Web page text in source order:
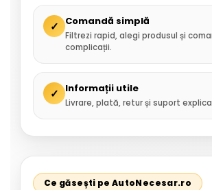
✓ Comandă simplă
Filtrezi rapid, alegi produsul și
complicații.
✓ Informații utile
Livrare, plată, retur și suport
Ce găsești pe AutoNecesar.ro